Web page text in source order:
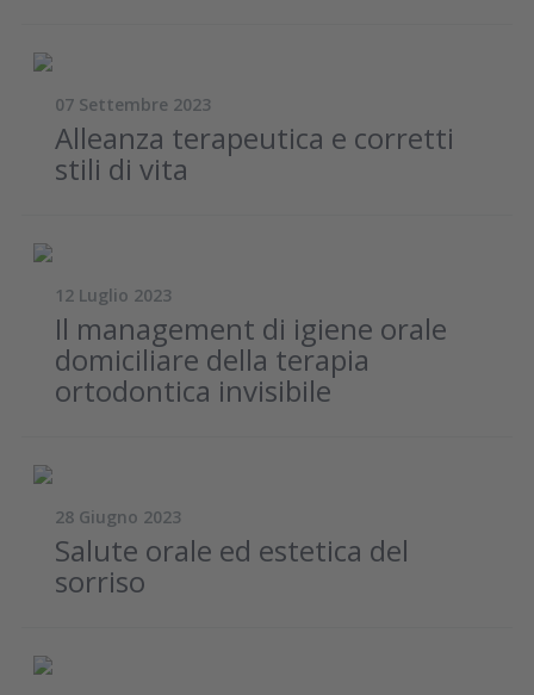
07 Settembre 2023
Alleanza terapeutica e corretti
stili di vita
12 Luglio 2023
Il management di igiene orale
domiciliare della terapia
ortodontica invisibile
28 Giugno 2023
Salute orale ed estetica del
sorriso